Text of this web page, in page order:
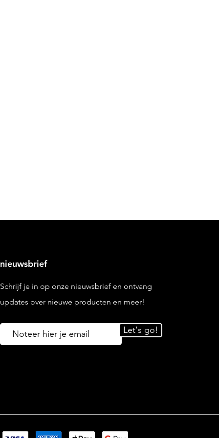
nieuwsbrief
Schrijf je in op onze nieuwsbrief en ontvang
updates over nieuwe producten en meer!
Let's go!